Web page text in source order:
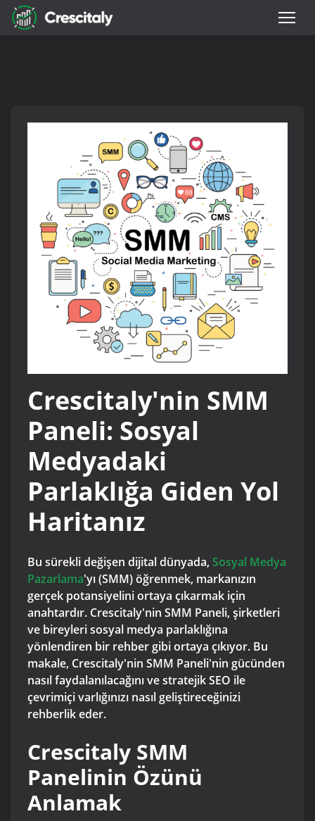
Crescitaly'nin SMM
Paneli: Sosyal
Medyadaki
Parlaklığa Giden Yol
Haritanız
Bu sürekli değişen dijital dünyada, Sosyal Medya
Pazarlama'yı (SMM) öğrenmek, markanızın
gerçek potansiyelini ortaya çıkarmak için
anahtardır. Crescitaly'nin SMM Paneli, şirketleri
ve bireyleri sosyal medya parlaklığına
yönlendiren bir rehber gibi ortaya çıkıyor. Bu
makale, Crescitaly'nin SMM Paneli'nin gücünden
nasıl faydalanılacağını ve stratejik SEO ile
çevrimiçi varlığınızı nasıl geliştireceğinizi
rehberlik eder.
Crescitaly SMM
Panelinin Özünü
Anlamak